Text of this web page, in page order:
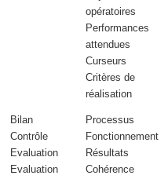
opératoires
Performances
attendues
Curseurs
Critères de
réalisation
Bilan
Contrôle
Evaluation
Evaluation
Processus
Fonctionnement
Résultats
Cohérence